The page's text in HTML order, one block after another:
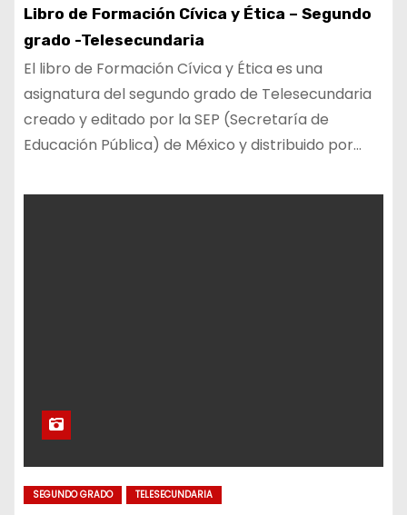
Libro de Formación Cívica y Ética – Segundo
grado -Telesecundaria
El libro de Formación Cívica y Ética es una
asignatura del segundo grado de Telesecundaria
creado y editado por la SEP (Secretaría de
Educación Pública) de México y distribuido por…
SEGUNDO GRADO TELESECUNDARIA